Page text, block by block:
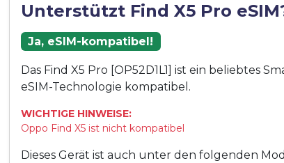
Unterstützt Find X5 Pro
Ja, eSIM-kompatibel!
Das Find X5 Pro [OP52D1L1] ist ein beliebtes
eSIM-Technologie kompatibel.
WICHTIGE HINWEISE:
Oppo Find X5 ist nicht kompatibel
Dieses Gerät ist auch unter den folgenden